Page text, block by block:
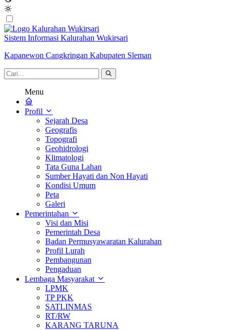
Sistem Informasi Kalurahan Wukirsari
Kapanewon Cangkringan Kabupaten Sleman
Menu
Profil
Sejarah Desa
Geografis
Topografi
Geohidrologi
Klimatologi
Tata Guna Lahan
Sumber Hayati dan Non Hayati
Kondisi Umum
Peta
Galeri
Pemerintahan
Visi dan Misi
Pemerintah Desa
Badan Permusyawaratan Kalurahan
Profil Lurah
Pembangunan
Pengaduan
Lembaga Masyarakat
LPMK
TP PKK
SATLINMAS
RT/RW
KARANG TARUNA